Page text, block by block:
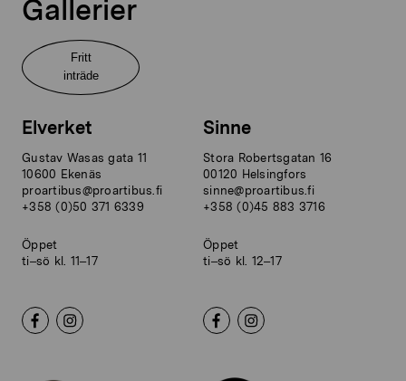
Gallerier
Fritt
inträde
Elverket
Gustav Wasas gata 11
10600 Ekenäs
proartibus@proartibus.fi
+358 (0)50 371 6339
Öppet
ti–sö kl. 11–17
Sinne
Stora Robertsgatan 16
00120 Helsingfors
sinne@proartibus.fi
+358 (0)45 883 3716
Öppet
ti–sö kl. 12–17